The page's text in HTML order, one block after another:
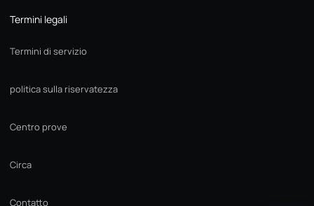
Termini legali
Termini di servizio
politica sulla riservatezza
Centro prove
Circa
Contatto